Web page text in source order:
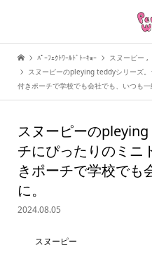
ﾊﾟｰﾌｪｸﾄﾜｰﾙﾄﾞﾄｰｷｮｰ スヌーピー ,
スヌーピーのpleying teddyシリーズ
付きポーチで学校でも会社でも、いつも一
スヌーピーの
チにぴったりのミニ
きポーチで学校でも
に。
2024.08.05
スヌーピー